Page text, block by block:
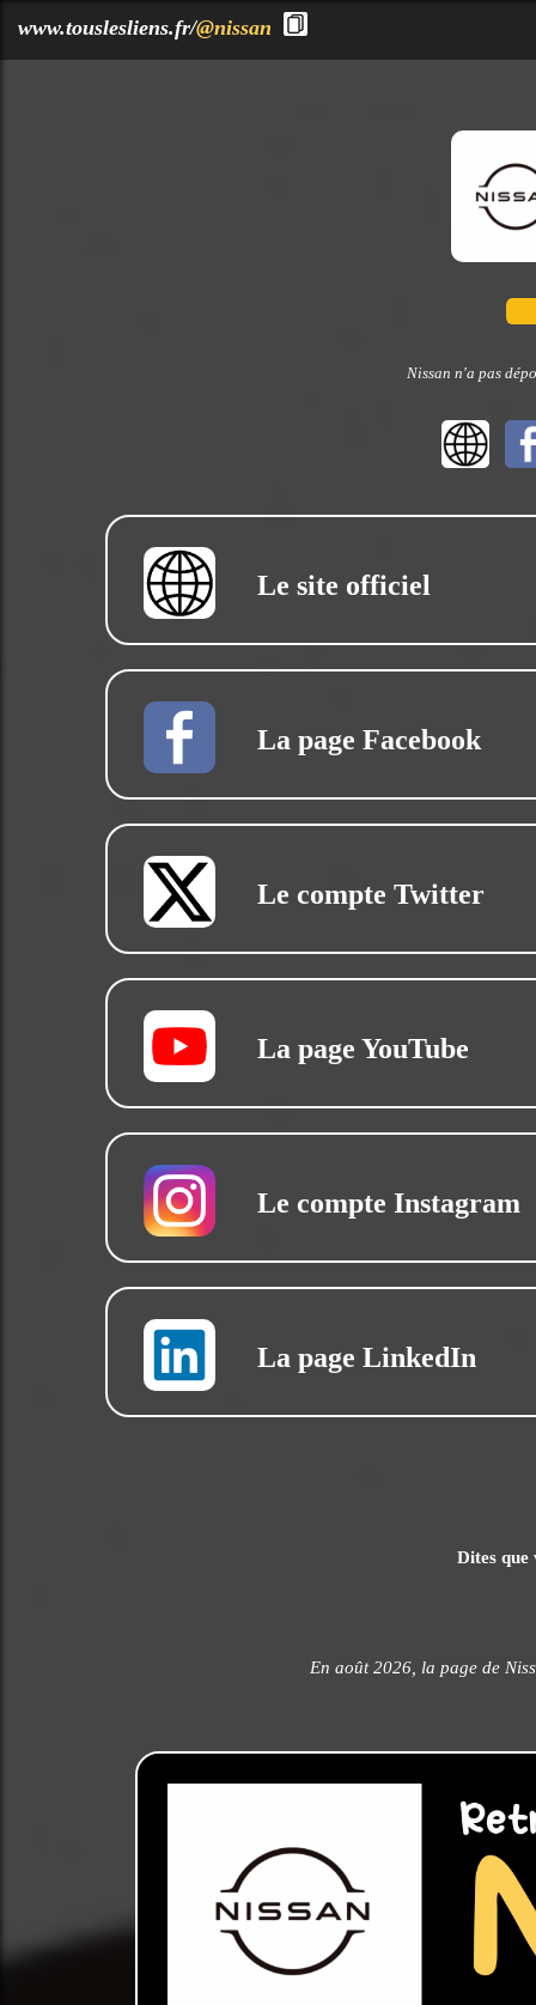
www.touslesliens.fr/@nissan
Nissan n'a pas
Le site officiel
La page Facebook
Le compte Twitter
La page YouTube
Le compte Instagram
La page LinkedIn
Dites que
En août 2026, la page de